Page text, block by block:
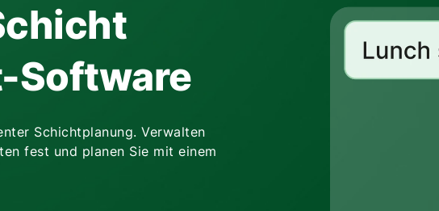
Software
Schichtplanung. Verwalten
fest und planen Sie mit einem